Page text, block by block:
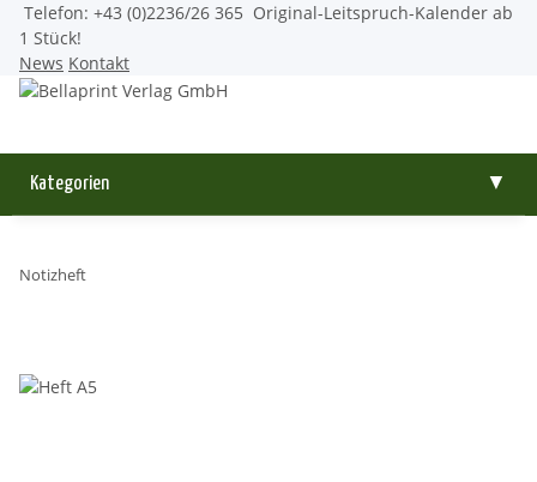
Telefon: +43 (0)2236/26 365 Original-Leitspruch-Kalender ab
1 Stück!
News Kontakt
Kategorien ▼
Notizheft